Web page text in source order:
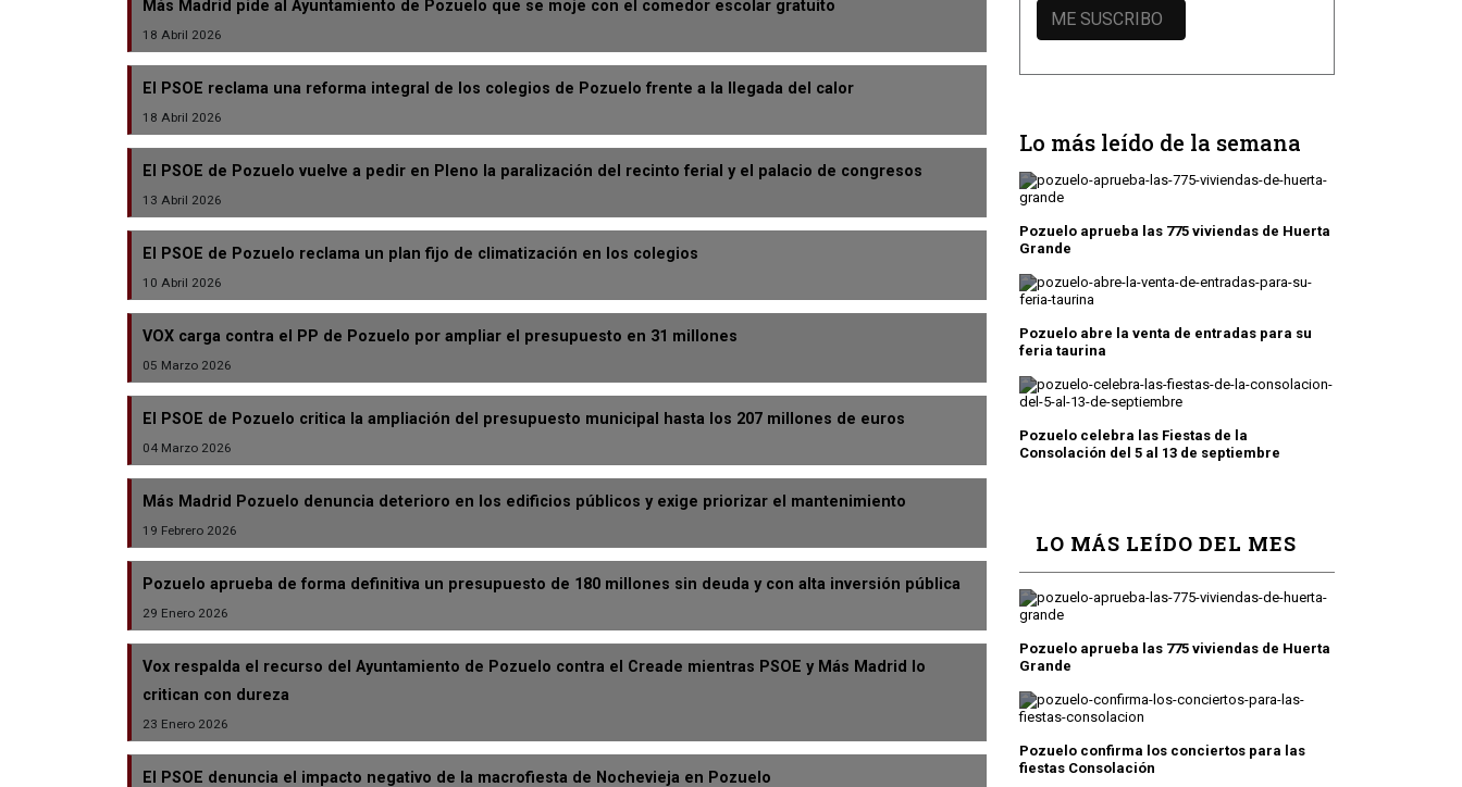
Más Madrid pide al Ayuntamiento de Pozuelo que se moje con el comedor escolar gratuito
18 Abril 2026
El PSOE reclama una reforma integral de los colegios de Pozuelo frente a la llegada del calor
18 Abril 2026
El PSOE de Pozuelo vuelve a pedir en Pleno la paralización del recinto ferial y el palacio de congresos
13 Abril 2026
El PSOE de Pozuelo reclama un plan fijo de climatización en los colegios
10 Abril 2026
VOX carga contra el PP de Pozuelo por ampliar el presupuesto en 31 millones
05 Marzo 2026
El PSOE de Pozuelo critica la ampliación del presupuesto municipal hasta los 207 millones de euros
04 Marzo 2026
Más Madrid Pozuelo denuncia deterioro en los edificios públicos y exige priorizar el mantenimiento
19 Febrero 2026
Pozuelo aprueba de forma definitiva un presupuesto de 180 millones sin deuda y con alta inversión pública
29 Enero 2026
Vox respalda el recurso del Ayuntamiento de Pozuelo contra el Creade mientras PSOE y Más Madrid lo
critican con dureza
23 Enero 2026
El PSOE denuncia el impacto negativo de la macrofiesta de Nochevieja en Pozuelo
Lo más leído de la semana
Pozuelo aprueba las 775 viviendas de Huerta
Grande
Pozuelo abre la venta de entradas para su
feria taurina
Pozuelo celebra las Fiestas de la
Consolación del 5 al 13 de septiembre
LO MÁS LEÍDO DEL MES
Pozuelo aprueba las 775 viviendas de Huerta
Grande
Pozuelo confirma los conciertos para las
fiestas Consolación